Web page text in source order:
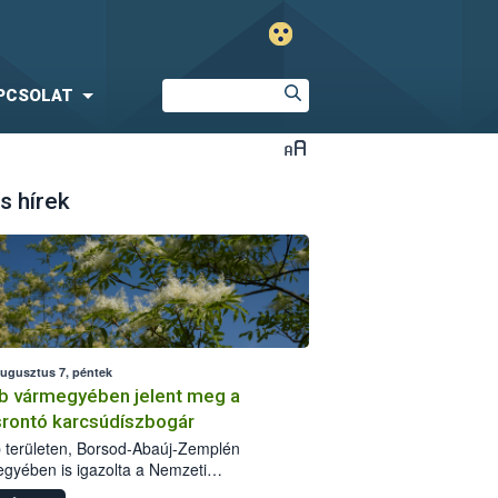
hírek
7, péntek
vármegyében jelent meg a
karcsúdíszbogár
területen, Borsod-Abaúj-Zemplén
is igazolta a Nemzeti
biztonsági Hivatal (Nébih) a